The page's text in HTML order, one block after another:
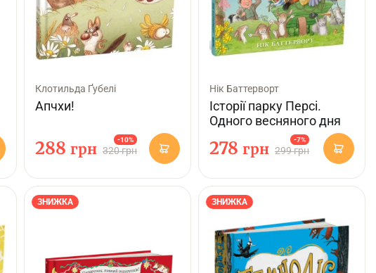
Клотильда Ґубелі
Апчхи!
320 грн
-10%
288 грн
Нік Баттерворт
Історії парку Персі.
Одного весняного дня
299 грн
-7%
278 грн
ЗНИЖКА ЗНИЖКА